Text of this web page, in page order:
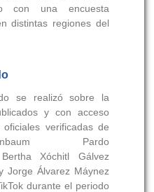
con una encuesta
distintas regiones del
se realizó sobre la
y con acceso
verificadas de
Pardo
Bertha Xóchitl Gálvez
Jorge Álvarez Máynez
durante el periodo